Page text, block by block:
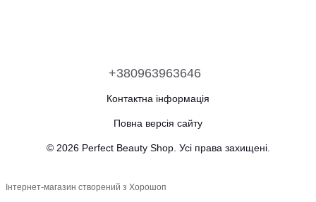
+380963963646
Контактна інформація
Повна версія сайту
© 2026 Perfect Beauty Shop. Усі права захищені.
Інтернет-магазин створений з Хорошоп